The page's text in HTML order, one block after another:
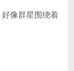
像群星围绕着